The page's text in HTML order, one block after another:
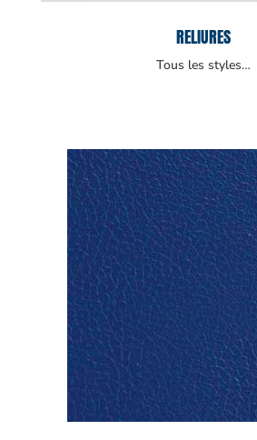
RELIURES
Tous les styles…